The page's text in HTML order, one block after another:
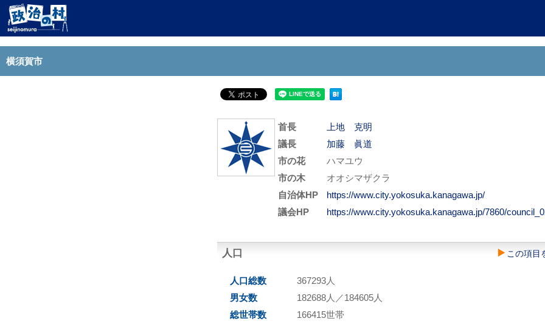
横須賀市
首長
上地 克明
議長
加藤 眞道
市の花
ハマユウ
市の木
オオシマザクラ
自治体HP
https://www.city.yokosuka.kanagawa.jp/
議会HP
https://www.city.yokosuka.kanagawa.jp/7860/
人口 この項目
人口総数
367293人
男女数
182688人／184605人
総世帯数
166415世帯